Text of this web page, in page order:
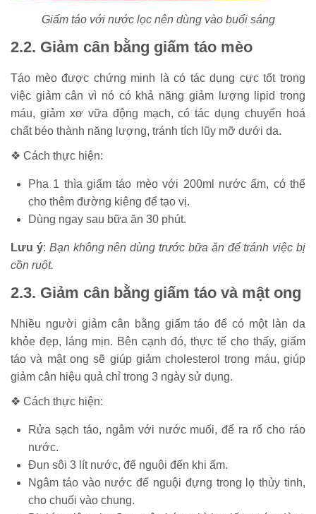
Giấm táo với nước lọc nên dùng vào buổi sáng
2.2. Giảm cân bằng giấm táo mèo
Táo mèo được chứng minh là có tác dụng cực tốt trong
việc giảm cân vì nó có khả năng giảm lượng lipid trong
máu, giảm xơ vữa động mạch, có tác dụng chuyển hoá
chất béo thành năng lượng, tránh tích lũy mỡ dưới da.
❖ Cách thực hiện:
Pha 1 thìa giấm táo mèo với 200ml nước ấm, có thể
cho thêm đường kiêng để tạo vị.
Dùng ngay sau bữa ăn 30 phút.
Lưu ý: Bạn không nên dùng trước bữa ăn để tránh việc bị
cồn ruột.
2.3. Giảm cân bằng giấm táo và mật ong
Nhiều người giảm cân bằng giấm táo để có một làn da
khỏe đẹp, láng mịn. Bên cạnh đó, thực tế cho thấy, giấm
táo và mật ong sẽ giúp giảm cholesterol trong máu, giúp
giảm cân hiệu quả chỉ trong 3 ngày sử dụng.
❖ Cách thực hiện:
Rửa sạch táo, ngâm với nước muối, để ra rổ cho ráo
nước.
Đun sôi 3 lít nước, để nguội đến khi ấm.
Ngâm táo vào nước để nguội đựng trong lọ thủy tinh,
cho chuối vào chung.